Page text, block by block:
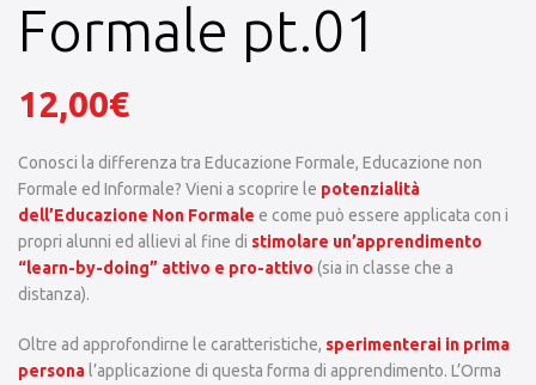
Formale pt.01
12,00€
Conosci la differenza tra Educazione Formale, Educazione non
Formale ed Informale? Vieni a scoprire le potenzialità
dell’Educazione Non Formale e come può essere applicata con i
propri alunni ed allievi al fine di stimolare un’apprendimento
“learn-by-doing” attivo e pro-attivo (sia in classe che a
distanza).
Oltre ad approfondirne le caratteristiche, sperimenterai in prima
persona l’applicazione di questa forma di apprendimento. L’Orma